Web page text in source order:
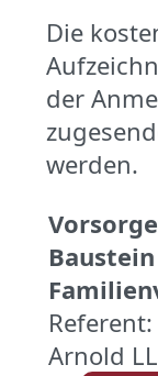
Die
der
werden.
Arnold